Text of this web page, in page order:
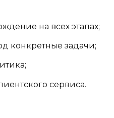
на всех этапах;
конкретные задачи;
сервиса.